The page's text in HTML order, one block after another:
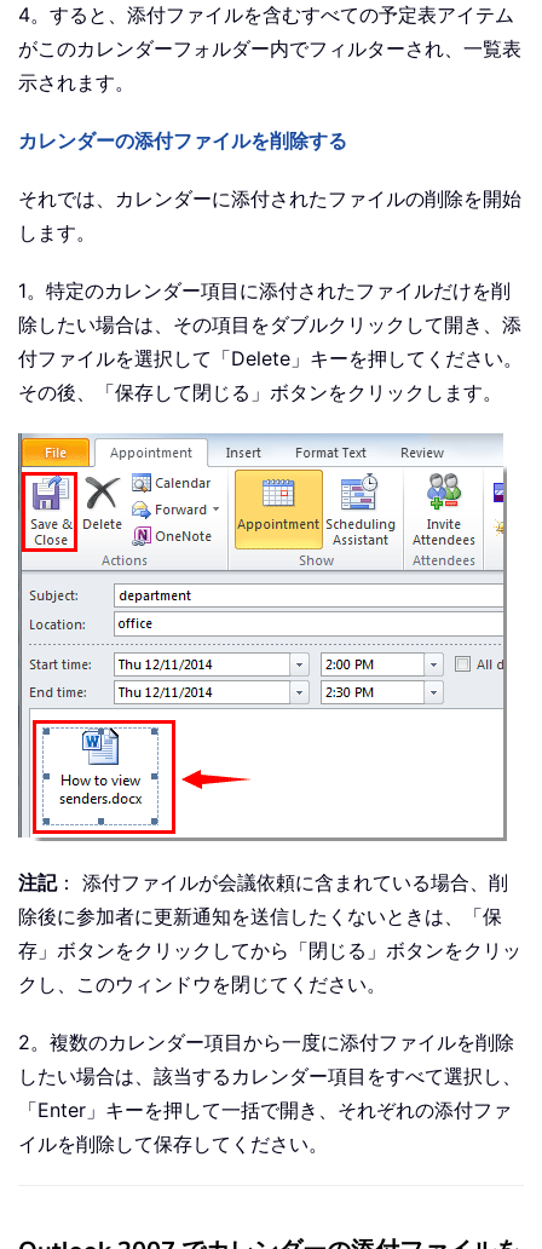
4。すると、添付ファイルを含むすべての予定表アイテム
がこのカレンダーフォルダー内でフィルターされ、一覧表
示されます。
カレンダーの添付ファイルを削除する
それでは、カレンダーに添付されたファイルの削除を開始
します。
1。特定のカレンダー項目に添付されたファイルだけを削
除したい場合は、その項目をダブルクリックして開き、添
付ファイルを選択して「Delete」キーを押してください。
その後、「保存して閉じる」ボタンをクリックします。
注記： 添付ファイルが会議依頼に含まれている場合、削
除後に参加者に更新通知を送信したくないときは、「保
存」ボタンをクリックしてから「閉じる」ボタンをクリッ
クし、このウィンドウを閉じてください。
2。複数のカレンダー項目から一度に添付ファイルを削除
したい場合は、該当するカレンダー項目をすべて選択し、
「Enter」キーを押して一括で開き、それぞれの添付ファ
イルを削除して保存してください。